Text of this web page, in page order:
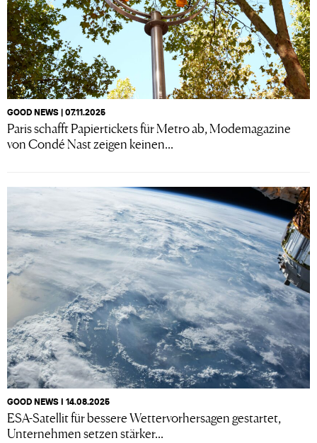
GOOD NEWS | 07.11.2025
Paris schafft Papiertickets für Metro ab, Modemagazine
von Condé Nast zeigen keinen...
GOOD NEWS I 14.08.2025
ESA-Satellit für bessere Wettervorhersagen gestartet,
Unternehmen setzen stärker...